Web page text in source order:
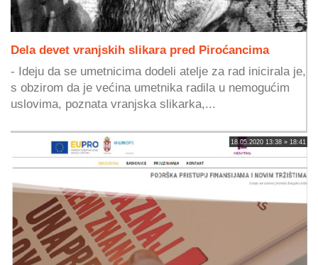
Dela devet vranjskih slikara pred Piroćancima
- Ideju da se umetnicima dodeli atelje za rad inicirala je,
s obzirom da je većina umetnika radila u nemogućim
uslovima, poznata vranjska slikarka,...
18.05.2020 13:38 » 18:41